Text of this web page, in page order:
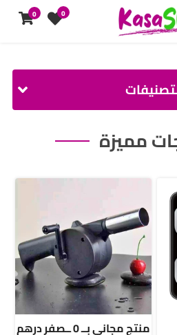
0
0
مميزة
منتج مجاني بــ 0 ــصفر درهم